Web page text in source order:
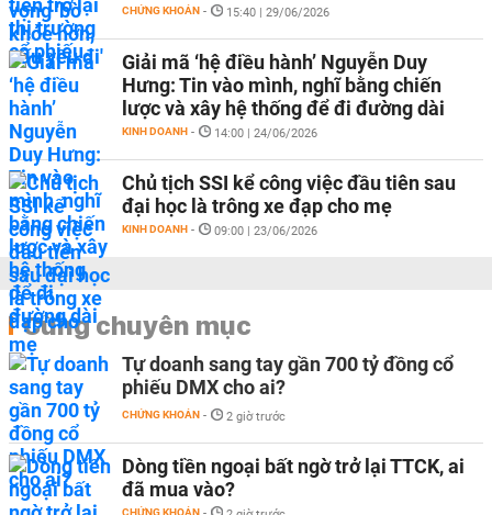
CHỨNG KHOÁN - 15:40 | 29/06/2026
Giải mã ‘hệ điều hành’ Nguyễn Duy
Hưng: Tin vào mình, nghĩ bằng chiến
lược và xây hệ thống để đi đường dài
KINH DOANH - 14:00 | 24/06/2026
Chủ tịch SSI kể công việc đầu tiên sau
đại học là trông xe đạp cho mẹ
KINH DOANH - 09:00 | 23/06/2026
Cùng chuyên mục
Tự doanh sang tay gần 700 tỷ đồng cổ
phiếu DMX cho ai?
CHỨNG KHOÁN - 2 giờ trước
Dòng tiền ngoại bất ngờ trở lại TTCK, ai
đã mua vào?
CHỨNG KHOÁN